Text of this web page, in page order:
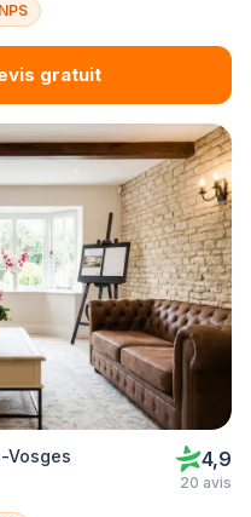
gratuit
Vosges 4,9
20 avis